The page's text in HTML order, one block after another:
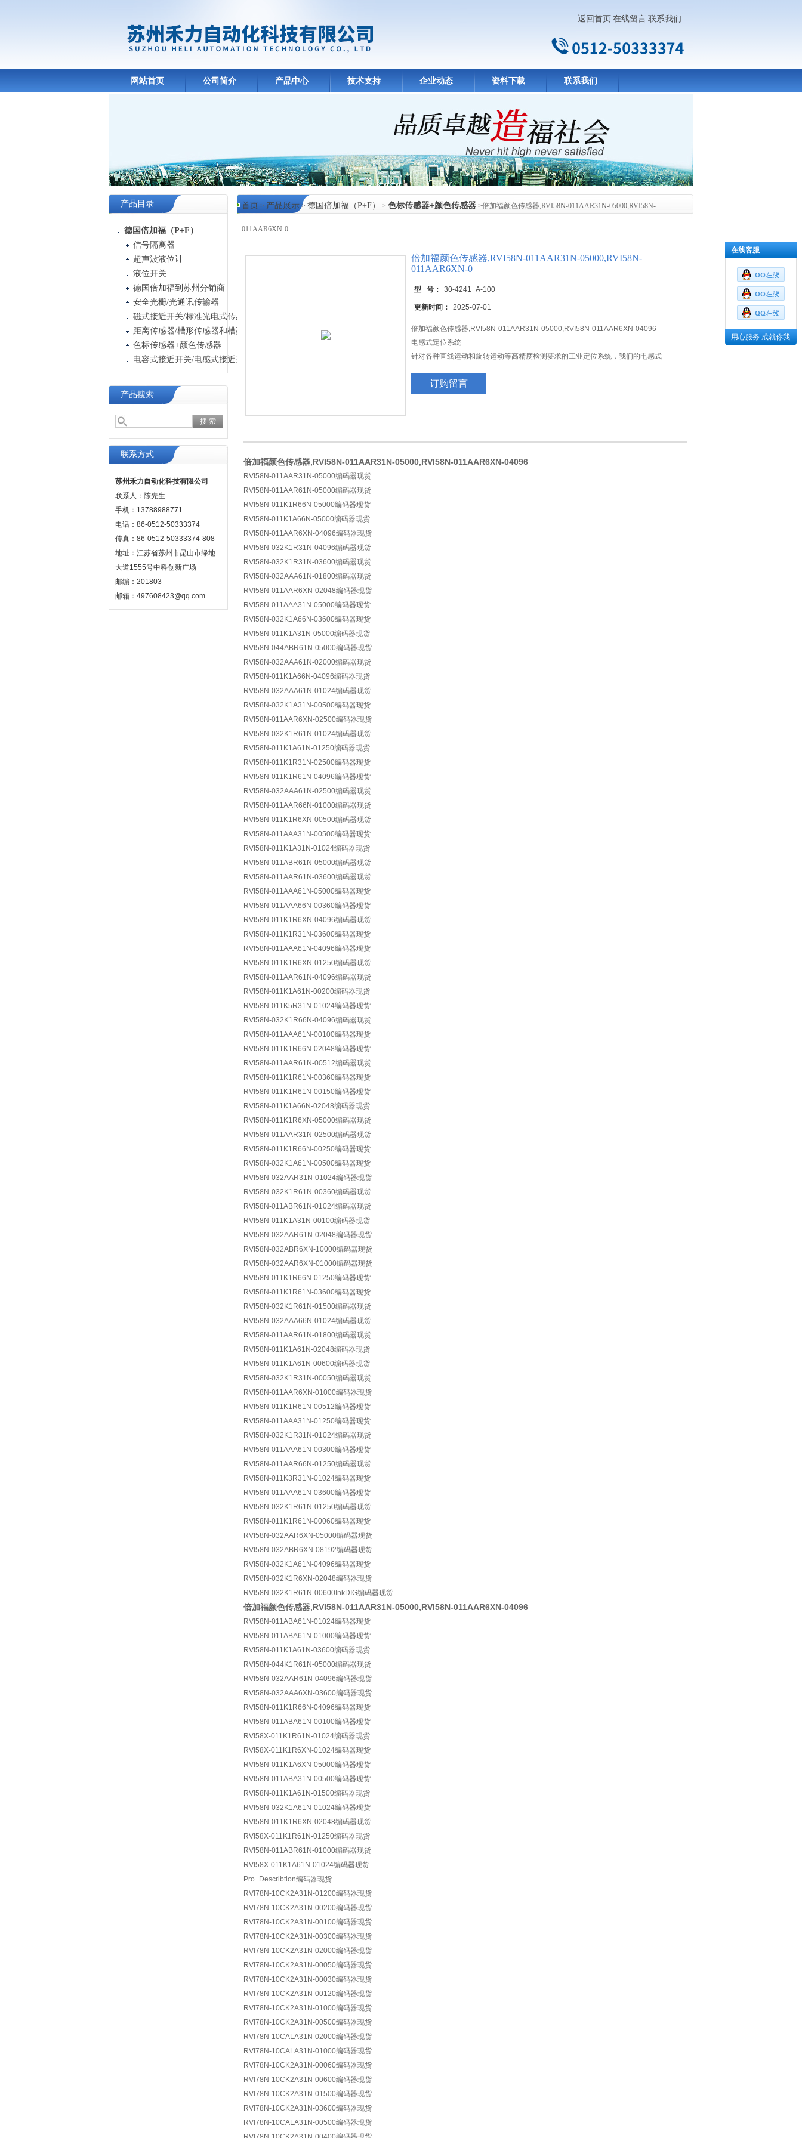
返回首页 在线留言 联系我们
网站首页 公司简介 产品中心 技术支持 企业动态 资料下载 联系我们
产品目录
德国倍加福（P+F）
信号隔离器
超声波液位计
液位开关
德国倍加福到苏州分销商
安全光栅/光通讯传输器
磁式接近开关/标准光电式传感器
色标传感器+颜色传感器
电容式接近开关/电感式接近开关
产品搜索
联系方式
苏州禾力自动化科技有限公司
联系人：陈先生
手机：13788988771
电话：86-0512-50333374
传真：86-0512-50333374-808
地址：江苏省苏州市昆山市绿地
大道1555号中科创新广场
邮编：201803
邮箱：497608423@qq.com
首页 > 产品展示> 德国倍加福（P+F） > 色标传感器+颜色传感器 >倍加福颜色传感器,RVI58N-011AAR31N-05000,RVI58N-
011AAR6XN-0
倍加福颜色传感器,RVI58N-011AAR31N-05000,RVI58N-
011AAR6XN-0
型 号： 30-4241_A-100
更新时间： 2025-07-01
倍加福颜色传感器,RVI58N-011AAR31N-05000,RVI58N-011AAR6XN-04096
电感式定位系统
针对各种直线运动和旋转运动等高精度检测要求的工业定位系统，我们的电感式
系统提供可配置的输出和数据接口。
订购留言
倍加福颜色传感器,RVI58N-011AAR31N-05000,RVI58N-011AAR6XN-04096
RVI58N-011AAR31N-05000编码器现货
RVI58N-011AAR61N-05000编码器现货
RVI58N-011K1R66N-05000编码器现货
RVI58N-011K1A66N-05000编码器现货
RVI58N-011AAR6XN-04096编码器现货
RVI58N-032K1R31N-04096编码器现货
RVI58N-032K1R31N-03600编码器现货
RVI58N-032AAA61N-01800编码器现货
RVI58N-011AAR6XN-02048编码器现货
RVI58N-011AAA31N-05000编码器现货
RVI58N-032K1A66N-03600编码器现货
RVI58N-011K1A31N-05000编码器现货
RVI58N-044ABR61N-05000编码器现货
RVI58N-032AAA61N-02000编码器现货
RVI58N-011K1A66N-04096编码器现货
RVI58N-032AAA61N-01024编码器现货
RVI58N-032K1A31N-00500编码器现货
RVI58N-011AAR6XN-02500编码器现货
RVI58N-032K1R61N-01024编码器现货
RVI58N-011K1A61N-01250编码器现货
RVI58N-011K1R31N-02500编码器现货
RVI58N-011K1R61N-04096编码器现货
RVI58N-032AAA61N-02500编码器现货
RVI58N-011AAR66N-01000编码器现货
RVI58N-011K1R6XN-00500编码器现货
RVI58N-011AAA31N-00500编码器现货
RVI58N-011K1A31N-01024编码器现货
RVI58N-011ABR61N-05000编码器现货
RVI58N-011AAR61N-03600编码器现货
RVI58N-011AAA61N-05000编码器现货
RVI58N-011AAA66N-00360编码器现货
RVI58N-011K1R6XN-04096编码器现货
RVI58N-011K1R31N-03600编码器现货
RVI58N-011AAA61N-04096编码器现货
RVI58N-011K1R6XN-01250编码器现货
RVI58N-011AAR61N-04096编码器现货
RVI58N-011K1A61N-00200编码器现货
RVI58N-011K5R31N-01024编码器现货
RVI58N-032K1R66N-04096编码器现货
RVI58N-011AAA61N-00100编码器现货
RVI58N-011K1R66N-02048编码器现货
RVI58N-011AAR61N-00512编码器现货
RVI58N-011K1R61N-00360编码器现货
RVI58N-011K1R61N-00150编码器现货
RVI58N-011K1A66N-02048编码器现货
RVI58N-011K1R6XN-05000编码器现货
RVI58N-011AAR31N-02500编码器现货
RVI58N-011K1R66N-00250编码器现货
RVI58N-032K1A61N-00500编码器现货
RVI58N-032AAR31N-01024编码器现货
RVI58N-032K1R61N-00360编码器现货
RVI58N-011ABR61N-01024编码器现货
RVI58N-011K1A31N-00100编码器现货
RVI58N-032AAR61N-02048编码器现货
RVI58N-032ABR6XN-10000编码器现货
RVI58N-032AAR6XN-01000编码器现货
RVI58N-011K1R66N-01250编码器现货
RVI58N-011K1R61N-03600编码器现货
RVI58N-032K1R61N-01500编码器现货
RVI58N-032AAA66N-01024编码器现货
RVI58N-011AAR61N-01800编码器现货
RVI58N-011K1A61N-02048编码器现货
RVI58N-011K1A61N-00600编码器现货
RVI58N-032K1R31N-00050编码器现货
RVI58N-011AAR6XN-01000编码器现货
RVI58N-011K1R61N-00512编码器现货
RVI58N-011AAA31N-01250编码器现货
RVI58N-032K1R31N-01024编码器现货
RVI58N-011AAA61N-00300编码器现货
RVI58N-011AAR66N-01250编码器现货
RVI58N-011K3R31N-01024编码器现货
RVI58N-011AAA61N-03600编码器现货
RVI58N-032K1R61N-01250编码器现货
RVI58N-011K1R61N-00060编码器现货
RVI58N-032AAR6XN-05000编码器现货
RVI58N-032ABR6XN-08192编码器现货
RVI58N-032K1A61N-04096编码器现货
RVI58N-032K1R6XN-02048编码器现货
RVI58N-032K1R61N-00600InkDIG编码器现货
倍加福颜色传感器,RVI58N-011AAR31N-05000,RVI58N-011AAR6XN-04096
RVI58N-011ABA61N-01024编码器现货
RVI58N-011ABA61N-01000编码器现货
RVI58N-011K1A61N-03600编码器现货
RVI58N-044K1R61N-05000编码器现货
RVI58N-032AAR61N-04096编码器现货
RVI58N-032AAA6XN-03600编码器现货
RVI58N-011K1R66N-04096编码器现货
RVI58N-011ABA61N-00100编码器现货
RVI58X-011K1R61N-01024编码器现货
RVI58X-011K1R6XN-01024编码器现货
RVI58N-011K1A6XN-05000编码器现货
RVI58N-011ABA31N-00500编码器现货
RVI58N-011K1A61N-01500编码器现货
RVI58N-032K1A61N-01024编码器现货
RVI58N-011K1R6XN-02048编码器现货
RVI58X-011K1R61N-01250编码器现货
RVI58N-011ABR61N-01000编码器现货
RVI58X-011K1A61N-01024编码器现货
Pro_Describtion编码器现货
RVI78N-10CK2A31N-01200编码器现货
RVI78N-10CK2A31N-00200编码器现货
RVI78N-10CK2A31N-00100编码器现货
RVI78N-10CK2A31N-00300编码器现货
RVI78N-10CK2A31N-02000编码器现货
RVI78N-10CK2A31N-00050编码器现货
RVI78N-10CK2A31N-00030编码器现货
RVI78N-10CK2A31N-00120编码器现货
RVI78N-10CK2A31N-01000编码器现货
RVI78N-10CK2A31N-00500编码器现货
RVI78N-10CALA31N-02000编码器现货
RVI78N-10CALA31N-01000编码器现货
RVI78N-10CK2A31N-00060编码器现货
RVI78N-10CK2A31N-00600编码器现货
RVI78N-10CK2A31N-01500编码器现货
RVI78N-10CK2A31N-03600编码器现货
RVI78N-10CALA31N-00500编码器现货
在线客服
用心服务 成就你我